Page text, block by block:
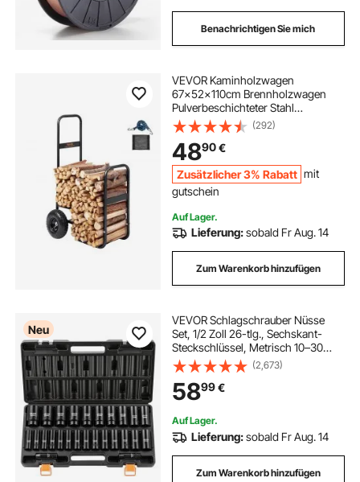
Benachrichtigen Sie mich
VEVOR Kaminholzwagen
67x52x110cm Brennholzwagen
Pulverbeschichteter Stahl
Brennholzkarre mit 266,7-mm-
Gummirädern Holzwagen 113,4 kg
Tragfähigkeit Transportwagen inkl.
Bungee-Seil Bodennetz
(292)
4890€
Zusätzlicher 3% Rabatt mit
gutschein
Auf Lager.
Lieferung:sobald Fr Aug. 14
Zum Warenkorb hinzufügen
Neu
VEVOR Schlagschrauber Nüsse
Set, 1/2 Zoll 26-tlg., Sechskant-
Steckschlüssel, Metrisch 10–30
mm, 32–36 mm, Schlagnuss-Set
mit Koffer, aus Chrom-Vanadium-
Legierungsstahl, für
Fahrzeugreparaturen
(2,673)
5899€
Auf Lager.
Lieferung:sobald Fr Aug. 14
Zum Warenkorb hinzufügen